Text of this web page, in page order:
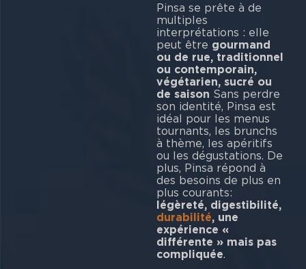
Pinsa se prête à de
multiples
interprétations : elle
peut être gourmand
ou de rue, traditionnel
ou contemporain,
végétarien, sucré ou
de saison Sans perdre
son identité, Pinsa est
idéal pour les menus
tournants, les brunchs
à thème, les apéritifs
ou les dégustations. De
plus, Pinsa répond à
des besoins de plus en
plus courants:
légèreté, digestibilité,
durabilité, une
expérience «
différente » mais pas
compliquée.